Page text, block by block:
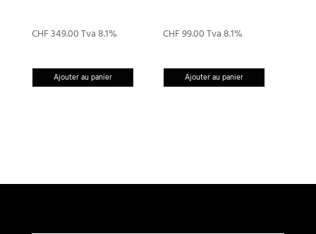
CHF349.00 Tva 8.1%
Ajouter au panier
CHF99.00 Tva 8.1%
Ajouter au panier